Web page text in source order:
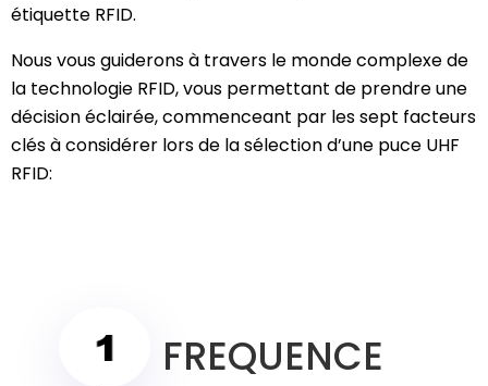
étiquette RFID.
Nous vous guiderons à travers le monde complexe de
la technologie RFID, vous permettant de prendre une
décision éclairée, commenceant par les sept facteurs
clés à considérer lors de la sélection d’une puce UHF
RFID:
FREQUENCE